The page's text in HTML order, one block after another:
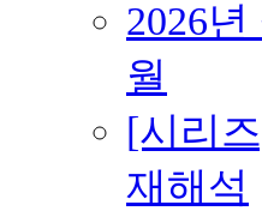
2026
월
[시리
재해석